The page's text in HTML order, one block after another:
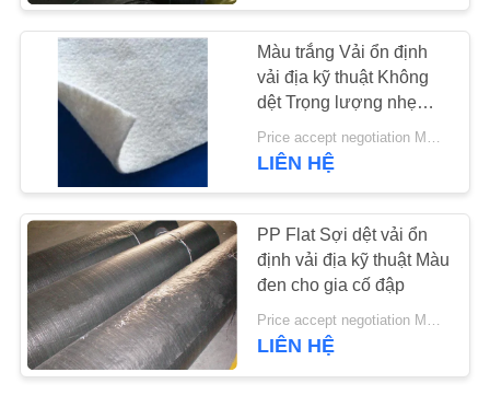
Màu trắng Vải ổn định
vải địa kỹ thuật Không
dệt Trọng lượng nhẹ
Kháng UV
Price accept negotiation MOQ:5 giờ chiều
LIÊN HỆ
PP Flat Sợi dệt vải ổn
định vải địa kỹ thuật Màu
đen cho gia cố đập
Price accept negotiation MOQ:5 giờ chiều
LIÊN HỆ